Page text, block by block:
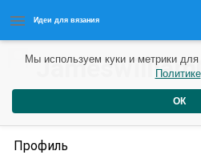
Идеи для вязания
Профиль
Мы используем куки и метрики для
Политике
ОК